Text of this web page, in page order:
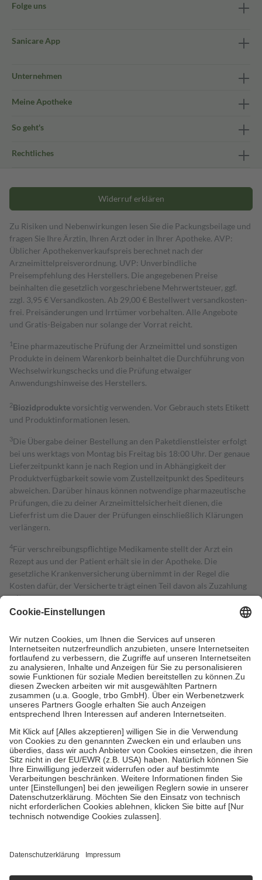
Folge uns
Sanicare App
Unternehmen
Meine Apotheke
So geht's
Rechtliches
Widerruf erklären
Zu Risiken und Nebenwirkungen lesen Sie die Packungsbeilage und
fragen Sie Ihre Ärztin, Ihren Arzt oder in Ihrer Apotheke. AVP:
Üblicher Apothekenverkaufspreis berechnet nach der
Arzneimittelpreisverordnung. UVP: Unverbindliche
Preisempfehlung des Herstellers. Die angegebenen Preise
beinhalten die gesetzlich vorgeschriebene Mehrwertsteuer, ggf.
zzgl. 3,95 € Versandkosten. Ab 29,00 € Bestell­wert versand­kosten­
frei. Preisänderungen und Irrtümer vorbehalten. Alle Angebote
und Gratis-Beigaben nur solange der Vorrat reicht.
1 Eine pharmazeutische Prüfung der Arzneimittel und sonstigen
Produkte in deinem Warenkorb beinhaltet die Durchführung von
Wechselwirkungschecks und die Prüfung etwaiger
Anwendungshinweise des Herstellers.
2Biozidproduktevorsichtig verwenden. Vor Gebrauch stets Etikett
und Produktinformationen lesen.
3Die Übergabe deiner Bestellung an den Paketdienstleister erfolgt
bei uns werktags von Montag bis Freitag bis 18:00 Uhr. Der genaue
Lieferzeitpunkt kann je nach Region und in Abhängigkeit der
Produktverfügbarkeit sowie vom Zustellzeitpunkt des Spediteurs
abweichen. Darüber hinaus können notwendige pharmazeutische
Prüfungen, die zu deiner Arzneimittelsicherheit dienen, die
Lieferfrist um die Dauer der Prüfungen einschließlich Klärungen
verlängern.
4Für verschreibungspflichtige Medikamente stellt der Arzt ein
Rezept aus und der Patient erhält sie in der Apotheke. Die
gesetzliche Krankenversicherung übernimmt in der Regel die
Kosten dafür, der Versicherte trägt einen Teil davon als Zuzahlung
mit.
Grundsätzlich leisten Mitglieder Zuzahlungen in Höhe von zehn
höchstens zehn Euro.
Es sind jedoch nie mehr als die tatsächlichen
Kosten der Leistung zu entrichten.
Diese Regeln gelten grundsätzlich auch für Online-Apotheken.
Bei Heilmitteln und häuslicher Krankenpflege beträgt die
Zuzahlung zehn Prozent der Kosten sowie zehn Euro je
Verordnung.
Um das Engagement der Versicherten für ihre eigene Gesundheit zu
stärken und die besondere Stellung der Familie zu unterstützen,
fallenkeine Zuzahlungenan bei:
• Kindern und Jugendlichen bis zum vollendeten 18. Lebensjahr
mit Ausnahme der Fahrkosten
• Untersuchungen zur Vorsorge und Früherkennung, die von der
GKV getragen werden
• empfohlenen Schutzimpfungen
• Harn- und Blutteststreifen
getroffen, um sicherzustellen, dass es sich um echte Bewertungen
https://help.etrusted.com/hc/de/articles/4419944605341